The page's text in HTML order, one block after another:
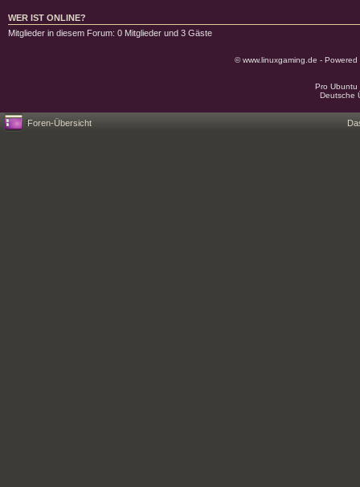
WER IST ONLINE?
Mitglieder in diesem Forum: 0 Mitglieder und 3 Gäste
© www.linuxgaming.de -
Pro
Deutsche
Foren-Übersicht